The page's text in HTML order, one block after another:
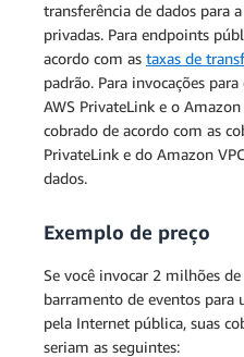
transferência de dados para
privadas. Para endpoints
acordo com as taxas de
padrão. Para invocações
AWS PrivateLink e o
cobrado de acordo com as
PrivateLink e do Amazon
dados.
Exemplo de preço
Se você invocar 2 milhões
barramento de eventos para
pela Internet pública, suas
seriam as seguintes: